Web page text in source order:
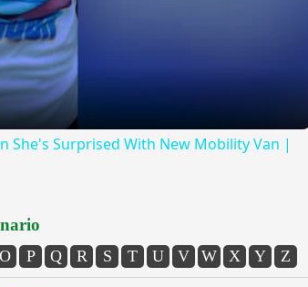
She's Surprised With New Mobility Van |
O P Q R S T U V W X Y Z